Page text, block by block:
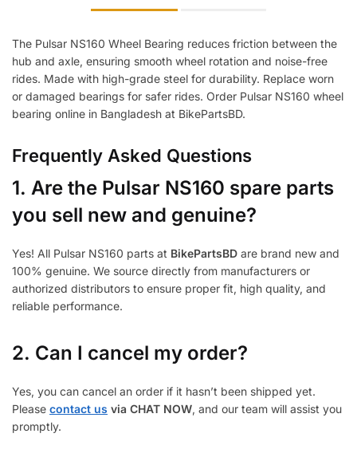
The Pulsar NS160 Wheel Bearing reduces friction between the
hub and axle, ensuring smooth wheel rotation and noise-free
rides. Made with high-grade steel for durability. Replace worn
or damaged bearings for safer rides. Order Pulsar NS160 wheel
bearing online in Bangladesh at BikePartsBD.
Frequently Asked Questions
1. Are the Pulsar NS160 spare parts
you sell new and genuine?
Yes! All Pulsar NS160 parts at BikePartsBD are brand new and
100% genuine. We source directly from manufacturers or
authorized distributors to ensure proper fit, high quality, and
reliable performance.
2. Can I cancel my order?
Yes, you can cancel an order if it hasn’t been shipped yet.
Please contact us via CHAT NOW, and our team will assist you
promptly.